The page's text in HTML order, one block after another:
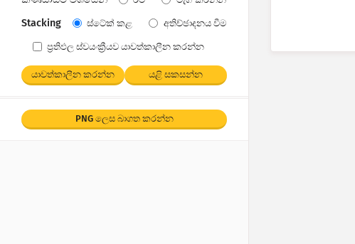
Stacking ස්ටේක් කළ අතිච්ඡාදනය වීම
ප්‍රතිඵල ස්වයංක්‍රීයව යාවත්කාලීන කරන්න
යාවත්කාලීන කරන්න යළි සකසන්න
PNG ලෙස බාගත කරන්න